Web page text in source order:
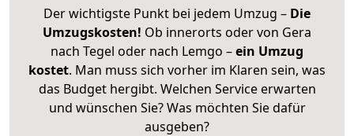
Der wichtigste Punkt bei jedem Umzug – Die
Umzugskosten! Ob innerorts oder von Gera
nach Tegel oder nach Lemgo –ein Umzug
kostet. Man muss sich vorher im Klaren sein, was
das Budget hergibt. Welchen Service erwarten
und wünschen Sie? Was möchten Sie dafür
ausgeben?